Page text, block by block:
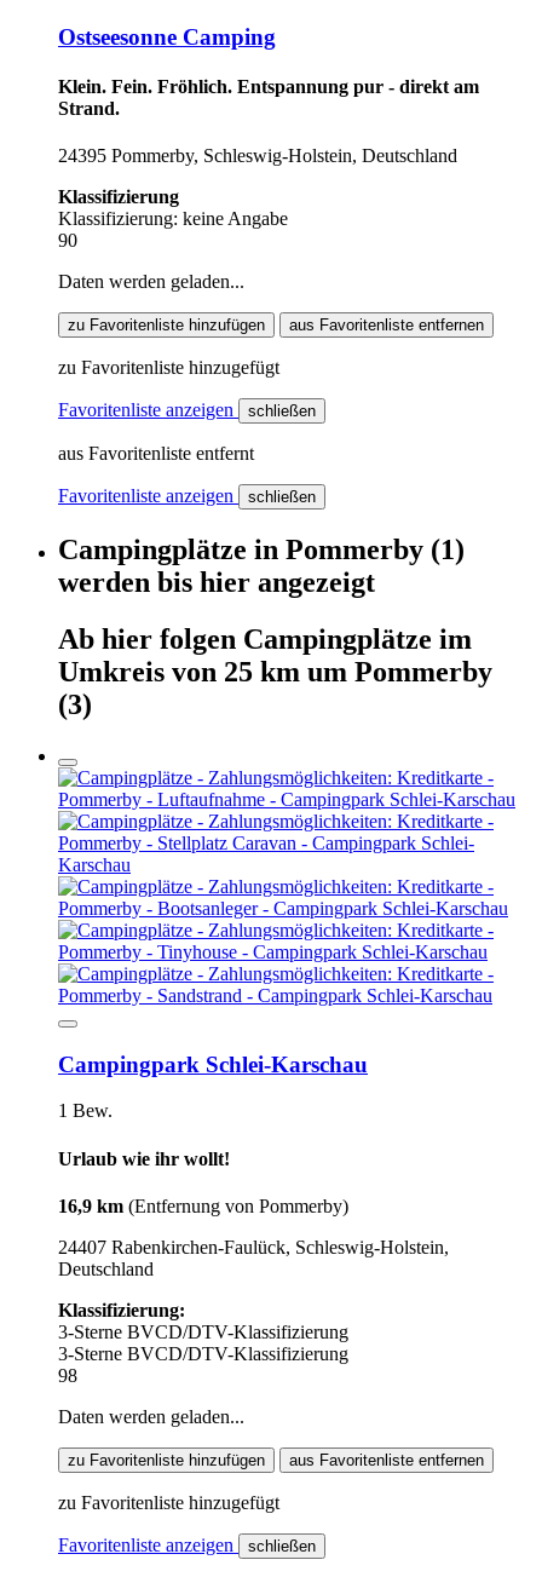
Ostseesonne Camping
Klein. Fein. Fröhlich. Entspannung pur - direkt am
Strand.
24395 Pommerby, Schleswig-Holstein, Deutschland
Klassifizierung
Klassifizierung: keine Angabe
90
Daten werden geladen...
zu Favoritenliste hinzufügen aus Favoritenliste entfernen
zu Favoritenliste hinzugefügt
Favoritenliste anzeigen schließen
aus Favoritenliste entfernt
Favoritenliste anzeigen schließen
Campingplätze in Pommerby (1)
werden bis hier angezeigt
Ab hier folgen Campingplätze im
Umkreis von 25 km um Pommerby
(3)
Campingpark Schlei-Karschau
1 Bew.
Urlaub wie ihr wollt!
16,9 km (Entfernung von Pommerby)
24407 Rabenkirchen-Faulück, Schleswig-Holstein,
Deutschland
Klassifizierung:
3-Sterne BVCD/DTV-Klassifizierung
3-Sterne BVCD/DTV-Klassifizierung
98
Daten werden geladen...
zu Favoritenliste hinzufügen aus Favoritenliste entfernen
zu Favoritenliste hinzugefügt
Favoritenliste anzeigen schließen